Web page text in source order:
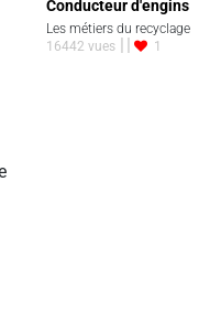
Conducteur d'engins
Les métiers du recyclage
16442 vues
1